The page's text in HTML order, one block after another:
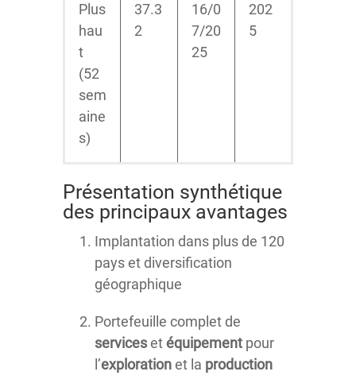
Plus
hau
t
(52
sem
aine
s)
37.3
2
16/0
7/20
25
202
5
Présentation synthétique
des principaux avantages
Implantation dans plus de 120
pays et diversification
géographique
Portefeuille complet de
servicesetéquipement pour
l’explorationet la production